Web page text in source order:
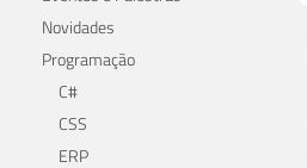
Novidades
Programação
C#
CSS
ERP